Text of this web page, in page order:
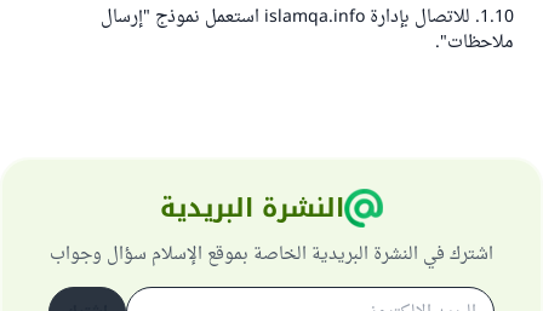
1.10. للاتصال بإدارة
islamqa.info استعمل نموذج "إرسال
ملاحظات".
النشرة البريدية
اشترك في النشرة البريدية الخاصة بموقع الإسلام سؤال وجواب